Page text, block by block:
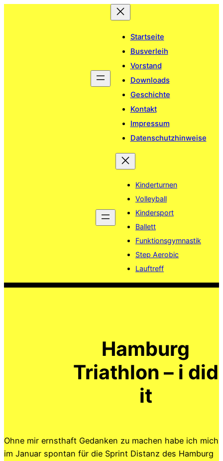
Startseite
Busverleih
Vorstand
Downloads
Geschichte
Kontakt
Impressum
Datenschutzhinweise
Kinderturnen
Volleyball
Kindersport
Ballett
Funktionsgymnastik
Step Aerobic
Lauftreff
Hamburg
Triathlon – i did
it
Ohne mir ernsthaft Gedanken zu machen habe ich mich
im Januar spontan für die Sprint Distanz des Hamburg